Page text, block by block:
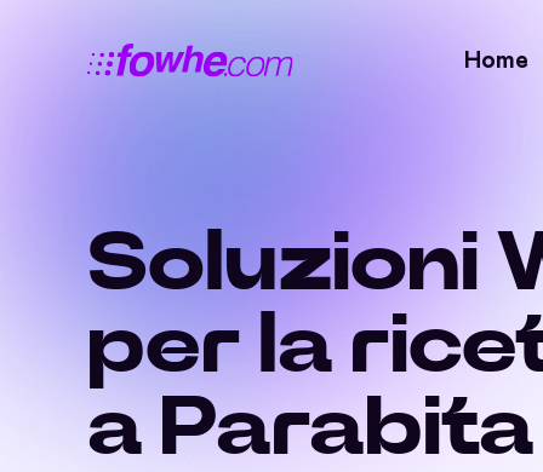
Home
Soluzioni
per la
a Parabita